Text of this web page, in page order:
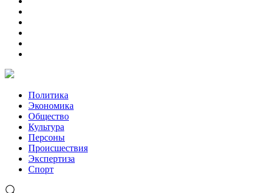
Политика
Экономика
Общество
Культура
Персоны
Происшествия
Экспертиза
Спорт